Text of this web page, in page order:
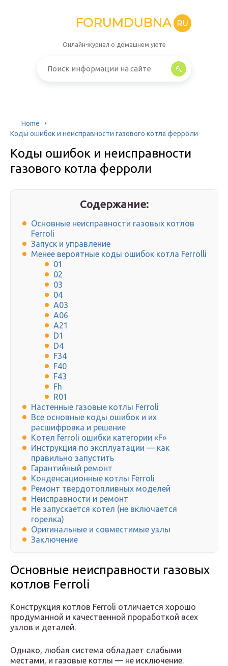
FORUMDUBNA RU
Онлайн-журнал о домашнем уюте
Home
Коды ошибок и неисправности газового котла ферроли
Коды ошибок и неисправности
газового котла ферроли
Содержание:
Основные неисправности газовых котлов
Ferroli
Запуск и управление
Менее вероятные коды ошибок котла Ferrolli
01
02
03
04
A03
A06
A21
D1
D4
F34
F40
F43
Fh
R01
Настенные газовые котлы Ferroli
Все основные коды ошибок и их
расшифровка и решение
Котел ferroli ошибки категории «F»
Инструкция по эксплуатации — как
правильно запустить
Гарантийный ремонт
Конденсационные котлы Ferroli
Ремонт твердотопливных моделей
Неисправности и ремонт
Не запускается котел (не включается
горелка)
Оригинальные и совместимые узлы
Заключение
Основные неисправности газовых
котлов Ferroli
Конструкция котлов Ferroli отличается хорошо
продуманной и качественной проработкой всех
узлов и деталей.
Однако, любая система обладает слабыми
местами, и газовые котлы — не исключение.